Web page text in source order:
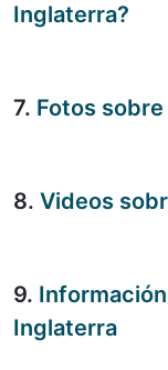
Inglaterra?
7. Fotos
8. Videos
9.
Inglaterra